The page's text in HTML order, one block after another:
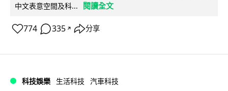
中文表意空間及科...
閱讀全文
774 335 ↗ 分享
科技娛樂 生活科技 汽車科技